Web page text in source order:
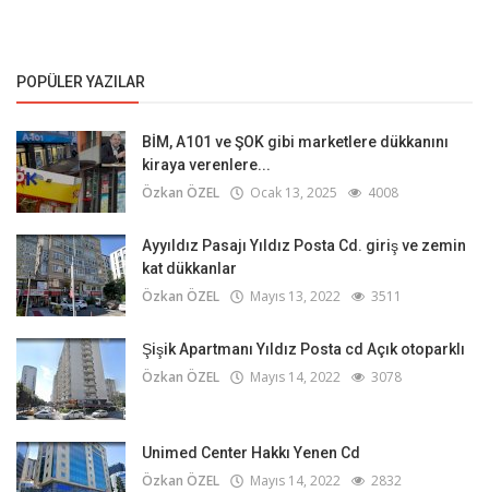
POPÜLER YAZILAR
BİM, A101 ve ŞOK gibi marketlere dükkanını
kiraya verenlere...
Özkan ÖZEL Ocak 13, 2025 4008
Ayyıldız Pasajı Yıldız Posta Cd. giriş ve zemin
kat dükkanlar
Özkan ÖZEL Mayıs 13, 2022 3511
Şişik Apartmanı Yıldız Posta cd Açık otoparklı
Özkan ÖZEL Mayıs 14, 2022 3078
Unimed Center Hakkı Yenen Cd
Özkan ÖZEL Mayıs 14, 2022 2832